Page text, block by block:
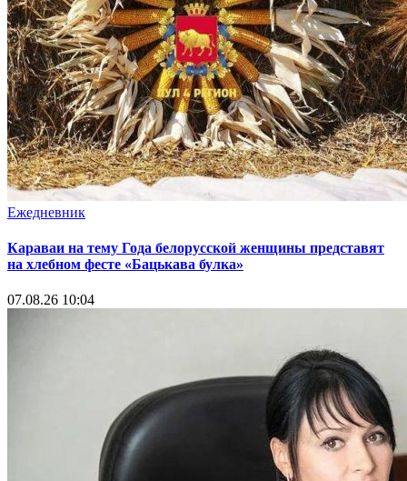
Ежедневник
Караваи на тему Года белорусской женщины представят
на хлебном фесте «Бацькава булка»
07.08.26 10:04